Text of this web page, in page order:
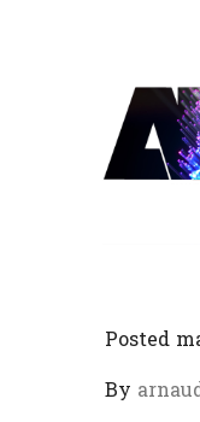
Posted
By